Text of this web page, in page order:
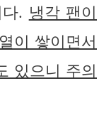
. 냉각 팬이
이 쌓이면서
있으니 주의